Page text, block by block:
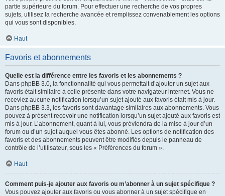
partie supérieure du forum. Pour effectuer une recherche de vos propres
sujets, utilisez la recherche avancée et remplissez convenablement les options
qui vous sont disponibles.
Haut
Favoris et abonnements
Quelle est la différence entre les favoris et les abonnements ?
Dans phpBB 3.0, la fonctionnalité qui vous permettait d’ajouter un sujet aux
favoris était similaire à celle présente dans votre navigateur internet. Vous ne
receviez aucune notification lorsqu’un sujet ajouté aux favoris était mis à jour.
Dans phpBB 3.3, les favoris sont davantage similaires aux abonnements. Vous
pouvez à présent recevoir une notification lorsqu’un sujet ajouté aux favoris est
mis à jour. L’abonnement, quant à lui, vous préviendra de la mise à jour d’un
forum ou d’un sujet auquel vous êtes abonné. Les options de notification des
favoris et des abonnements peuvent être modifiés depuis le panneau de
contrôle de l’utilisateur, sous les « Préférences du forum ».
Haut
Comment puis-je ajouter aux favoris ou m’abonner à un sujet spécifique ?
Vous pouvez ajouter aux favoris ou vous abonner à un sujet spécifique en